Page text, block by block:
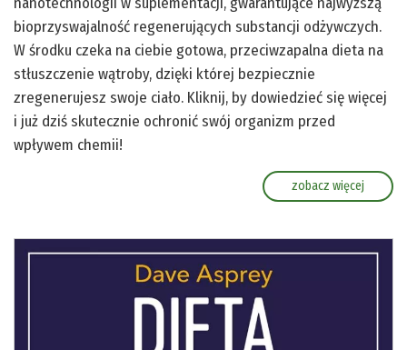
bioprzyswajalność regenerujących substancji odżywczych.
W środku czeka na ciebie gotowa, przeciwzapalna dieta na
stłuszczenie wątroby, dzięki której bezpiecznie
zregenerujesz swoje ciało. Kliknij, by dowiedzieć się więcej
i już dziś skutecznie ochronić swój organizm przed
wpływem chemii!
zobacz więcej